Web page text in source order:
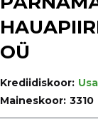
OÜ
Krediidiskoor:
Maineskoor: 3310